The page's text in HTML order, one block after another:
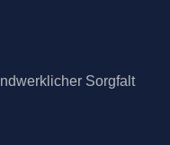
Sorgfalt